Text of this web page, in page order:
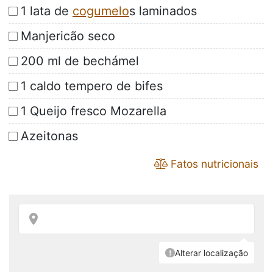
1 lata de cogumelos laminados
Manjericão seco
200 ml de bechámel
1 caldo tempero de bifes
1 Queijo fresco Mozarella
Azeitonas
Fatos nutricionais